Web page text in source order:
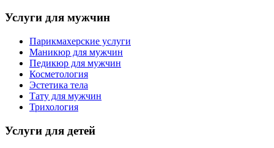
Услуги для мужчин
Парикмахерские услуги
Маникюр для мужчин
Педикюр для мужчин
Косметология
Эстетика тела
Тату для мужчин
Трихология
Услуги для детей